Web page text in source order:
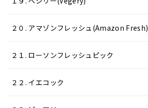
２０. アマゾンフレッシュ(Amazon Fresh)
２１. ローソンフレッシュピック
２２. イエコック